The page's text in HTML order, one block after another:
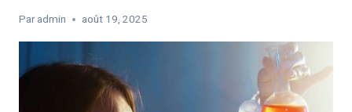
Par admin août 19, 2025